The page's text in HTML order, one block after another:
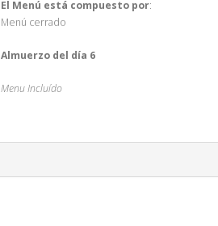
El Menú está compuesto por:
Menú cerrado
Almuerzo del día 6
Menu Incluído